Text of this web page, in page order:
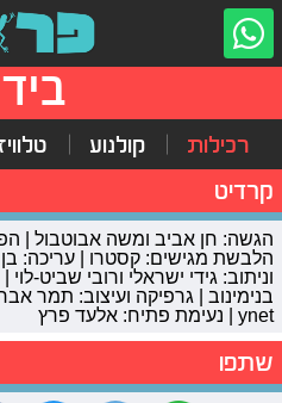
רכילות קולנוע
קרדיט
הגשה: חן אביב ומשה אבוטבול |
הלבשת מגישים: קסטרו | עריכה: בן
וניתוב: גידי ישראלי ורובי שביט-
בנימינוב | גרפיקה ועיצוב: תמר
ynet | נעימת פתיח: אלעד פרץ
שתפו